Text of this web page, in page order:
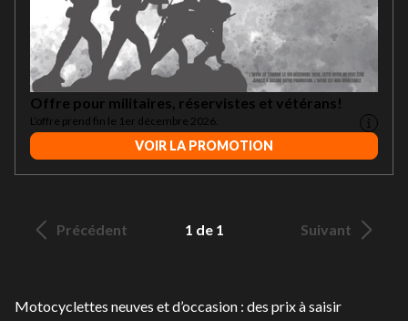
Offre pour militaires, réservistes et vétérans!
L’offre prend fin le 1er décembre 2026.
VOIR LA PROMOTION
Précédent 1 de 1 Suivant
Motocyclettes neuves et d’occasion : des prix à saisir